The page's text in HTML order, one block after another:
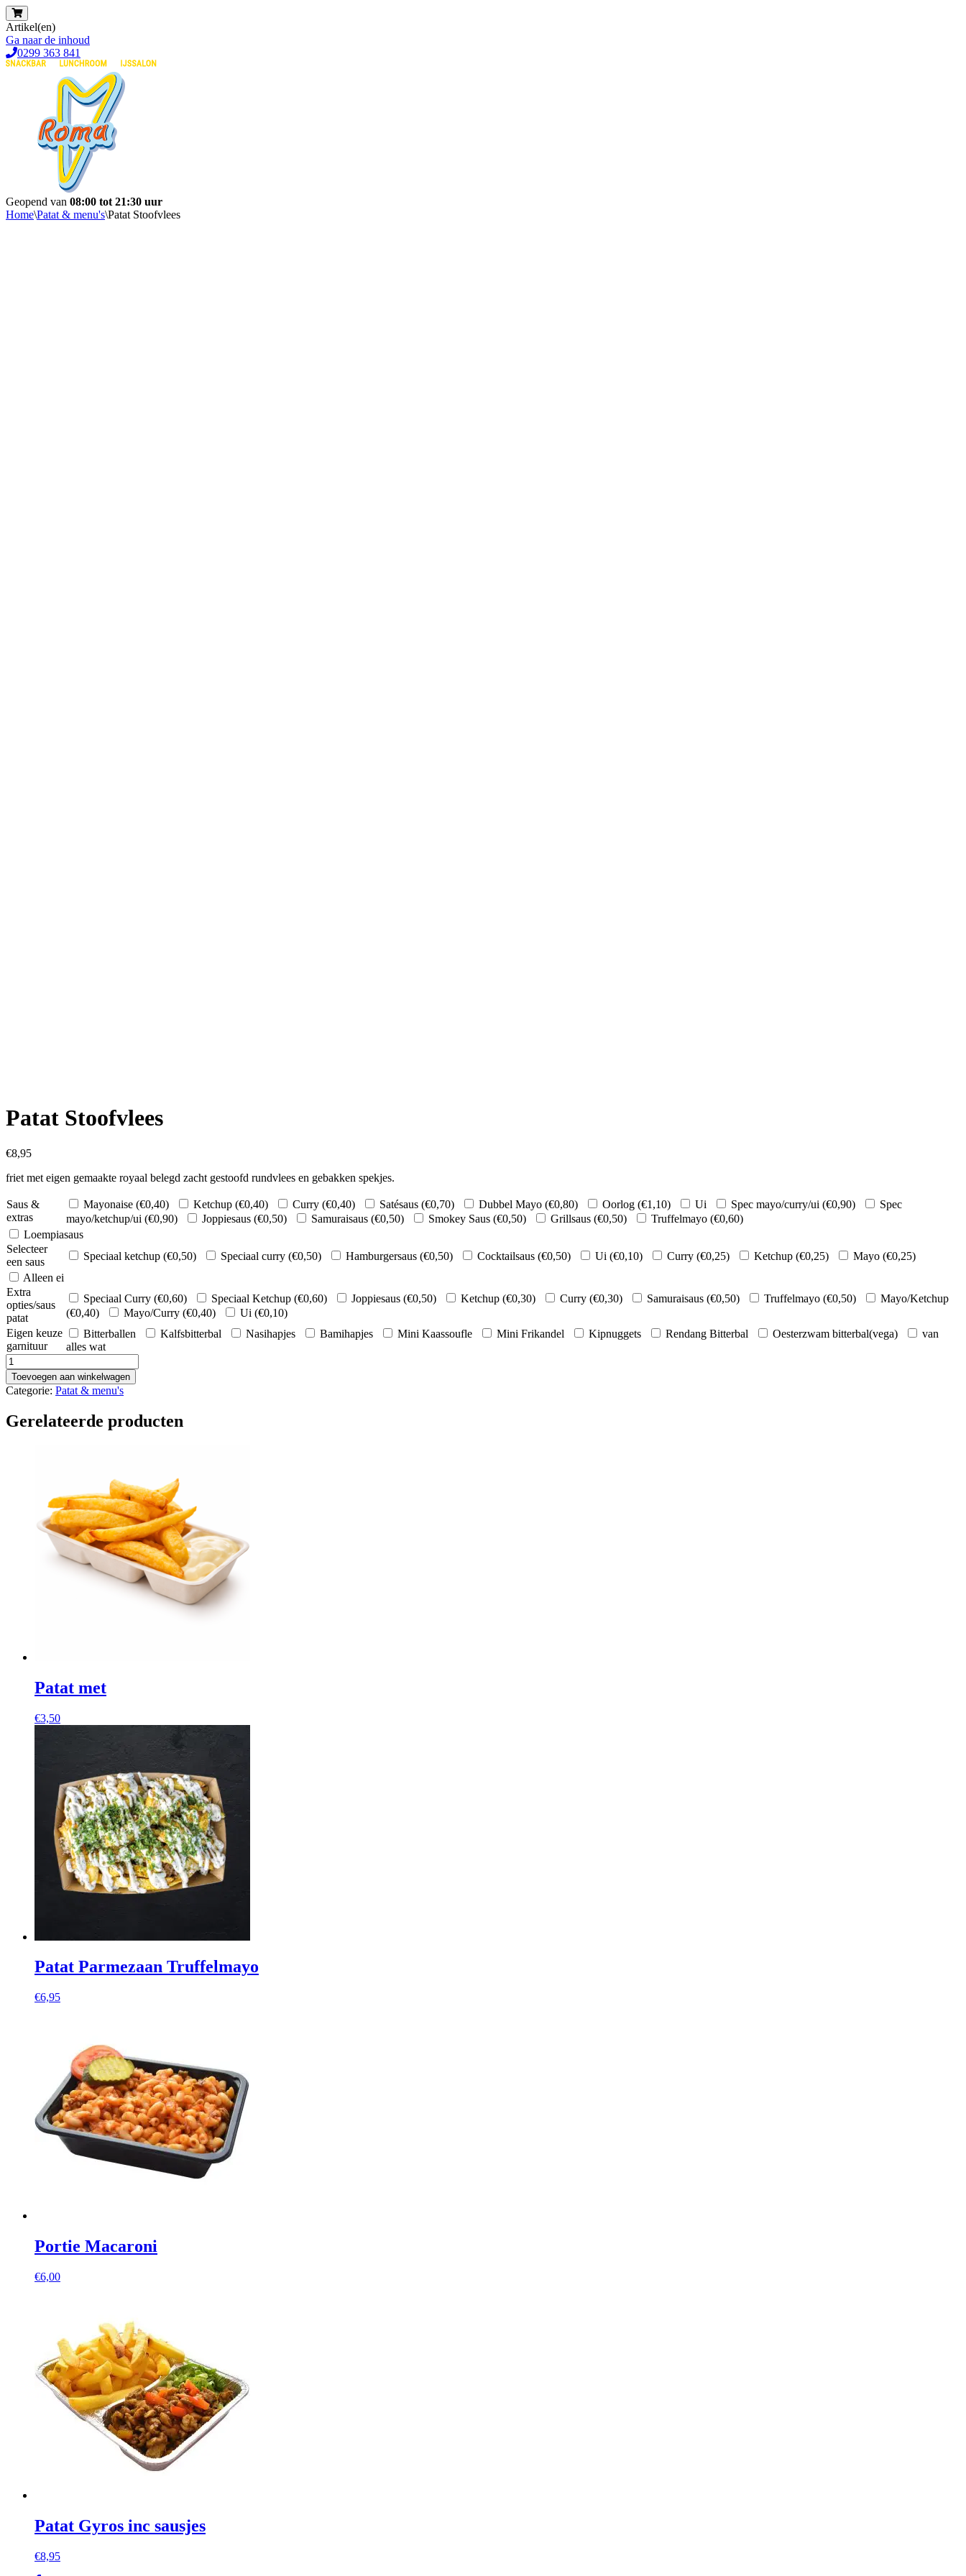
Artikel(en)
Ga naar de inhoud
0299 363 841
Geopend van 08:00 tot 21:30 uur
Home\Patat & menu's\Patat Stoofvlees
Patat Stoofvlees
€8,95
friet met eigen gemaakte royaal belegd zacht gestoofd rundvlees en gebakken spekjes.
Saus &
extras
Mayonaise (€0,40) Ketchup (€0,40) Curry (€0,40) Satésaus (€0,70) Dubbel Mayo (€0,80) Oorlog (€1,10) Ui Spec mayo/curry/ui (€0,90)
Spec
mayo/ketchup/ui (€0,90) Joppiesaus (€0,50) Samuraisaus (€0,50) Smokey Saus (€0,50) Grillsaus (€0,50) Truffelmayo (€0,60)
Loempiasaus
Selecteer
een saus
Speciaal ketchup (€0,50) Speciaal curry (€0,50) Hamburgersaus (€0,50) Cocktailsaus (€0,50) Ui (€0,10) Curry (€0,25) Ketchup (€0,25) Mayo (€0,25)
Alleen ei
Extra
opties/saus
patat
Speciaal Curry (€0,60) Speciaal Ketchup (€0,60) Joppiesaus (€0,50) Ketchup (€0,30) Curry (€0,30) Samuraisaus (€0,50) Truffelmayo (€0,50)
Mayo/Ketchup
(€0,40) Mayo/Curry (€0,40) Ui (€0,10)
Eigen keuze
garnituur
Bitterballen Kalfsbitterbal Nasihapjes Bamihapjes Mini Kaassoufle Mini Frikandel Kipnuggets Rendang Bitterbal Oesterzwam bitterbal(vega)
van
alles wat
Patat
Stoofvlees
aantal
Toevoegen aan winkelwagen
Categorie: Patat & menu's
Gerelateerde producten
Patat met
€3,50
Patat Parmezaan Truffelmayo
€6,95
Portie Macaroni
€6,00
Patat Gyros inc sausjes
€8,95